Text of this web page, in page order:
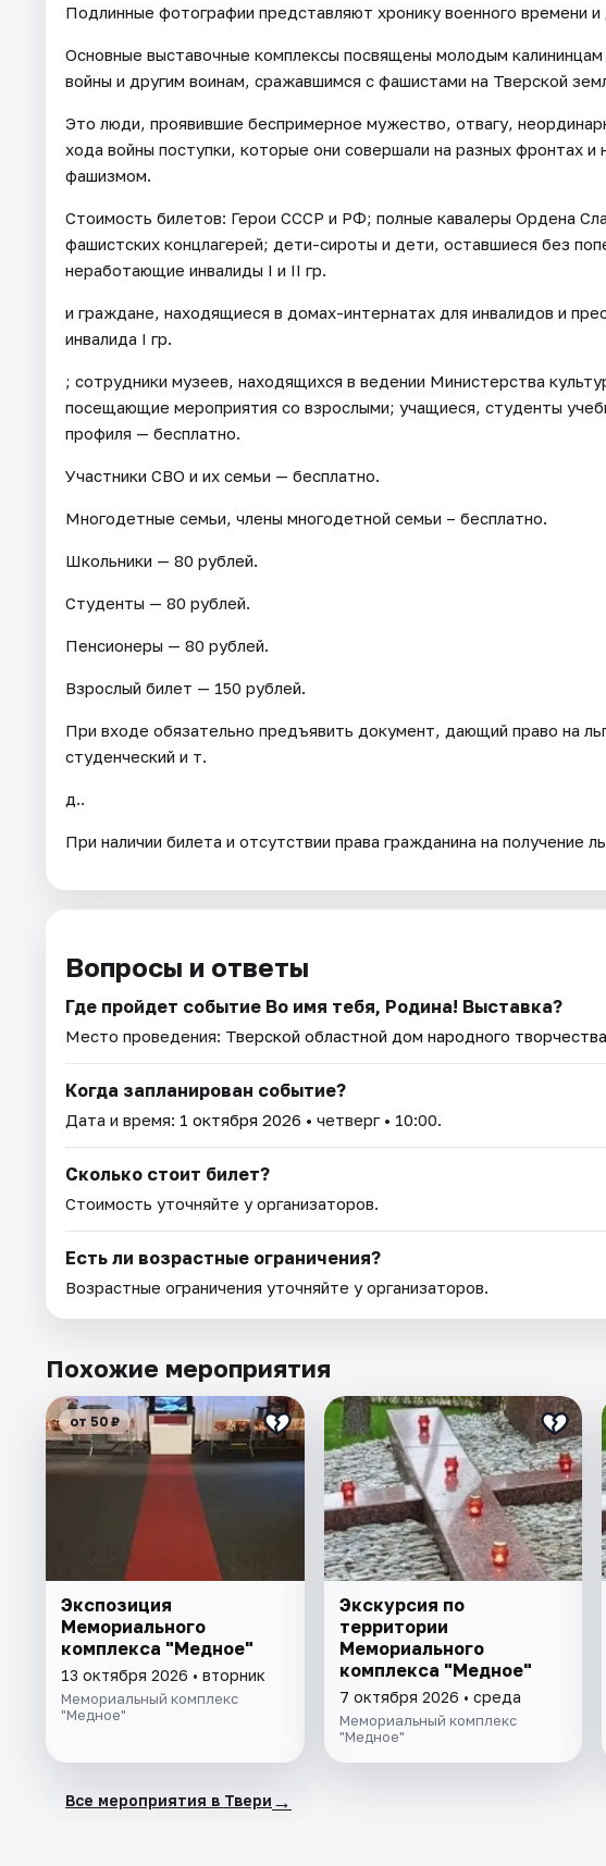
Подлинные фотографии представляют хронику военного времени
Основные выставочные комплексы посвящены молодым
войны и другим воинам, сражавшимся с фашистами на Тверской
Это люди, проявившие беспримерное мужество, отвагу,
хода войны поступки, которые они совершали на разных фронтах и
фашизмом.
Стоимость билетов: Герои СССР и РФ; полные кавалеры Ордена
фашистских концлагерей; дети-сироты и дети, оставшиеся без
неработающие инвалиды I и II гр.
и граждане, находящиеся в домах-интернатах для инвалидов и
инвалида I гр.
; сотрудники музеев, находящихся в ведении Министерства
посещающие мероприятия со взрослыми; учащиеся, студенты
профиля — бесплатно.
Участники СВО и их семьи — бесплатно.
Многодетные семьи, члены многодетной семьи – бесплатно.
Школьники — 80 рублей.
Студенты — 80 рублей.
Пенсионеры — 80 рублей.
Взрослый билет — 150 рублей.
При входе обязательно предъявить документ, дающий право на
студенческий и т.
д..
При наличии билета и отсутствии права гражданина на получение
Вопросы и ответы
Где пройдет событие Во имя тебя, Родина! Выставка?
Место проведения: Тверской областной дом народного творчества
Когда запланирован событие?
Дата и время: 1 октября 2026 • четверг • 10:00.
Сколько стоит билет?
Стоимость уточняйте у организаторов.
Есть ли возрастные ограничения?
Возрастные ограничения уточняйте у организаторов.
Похожие мероприятия
от 50 ₽
Экспозиция
Мемориального
комплекса "Медное"
13 октября 2026 • вторник
Мемориальный комплекс
"Медное"
Экскурсия по
территории
Мемориального
комплекса "Медное"
7 октября 2026 • среда
Мемориальный комплекс
"Медное"
Все мероприятия в Твери →